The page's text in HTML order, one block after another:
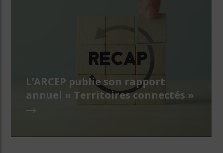
L’ARCEP publie son rapport
annuel « Territoires connectés »